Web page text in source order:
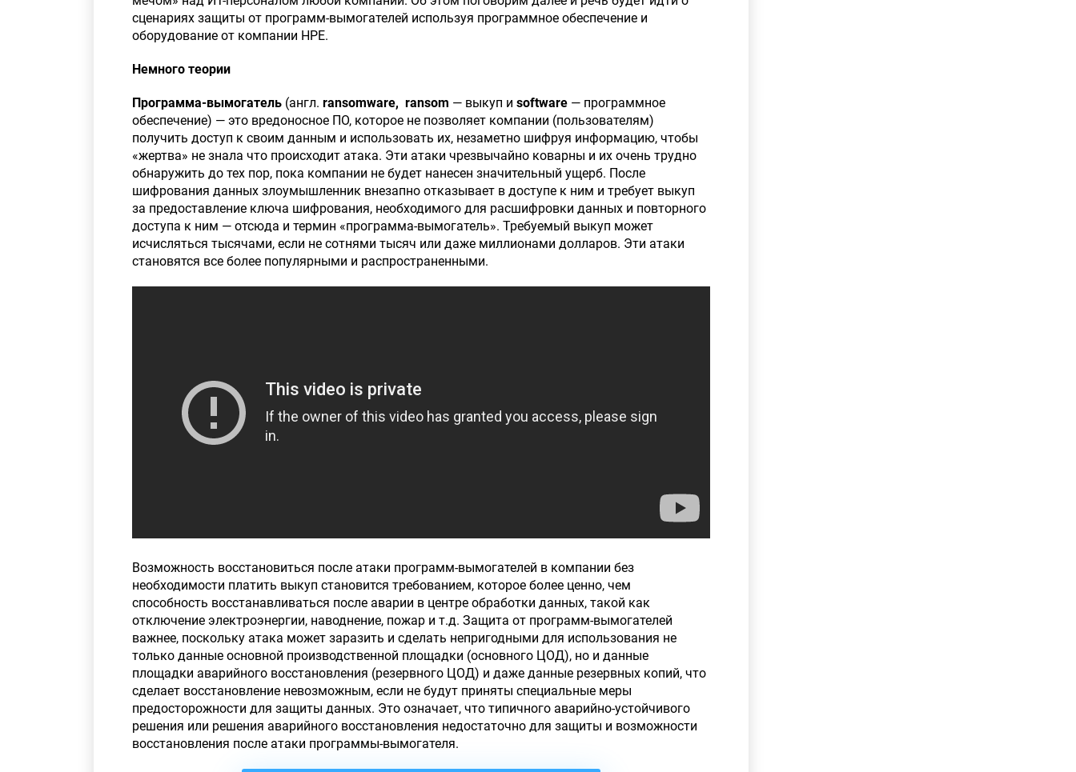
сценариях защиты от программ-вымогателей используя программное обеспечение и
оборудование от компании НРЕ.
Немного теории
Программа-вымогатель (англ. ransomware, ransom — выкуп и software — программное
обеспечение) — это вредоносное ПО, которое не позволяет компании (пользователям)
получить доступ к своим данным и использовать их, незаметно шифруя информацию, чтобы
«жертва» не знала что происходит атака. Эти атаки чрезвычайно коварны и их очень трудно
обнаружить до тех пор, пока компании не будет нанесен значительный ущерб. После
шифрования данных злоумышленник внезапно отказывает в доступе к ним и требует выкуп
за предоставление ключа шифрования, необходимого для расшифровки данных и повторного
доступа к ним — отсюда и термин «программа-вымогатель». Требуемый выкуп может
исчисляться тысячами, если не сотнями тысяч или даже миллионами долларов. Эти атаки
становятся все более популярными и распространенными.
Возможность восстановиться после атаки программ-вымогателей в компании без
необходимости платить выкуп становится требованием, которое более ценно, чем
способность восстанавливаться после аварии в центре обработки данных, такой как
отключение электроэнергии, наводнение, пожар и т.д. Защита от программ-вымогателей
важнее, поскольку атака может заразить и сделать непригодными для использования не
только данные основной производственной площадки (основного ЦОД), но и данные
площадки аварийного восстановления (резервного ЦОД) и даже данные резервных копий, что
сделает восстановление невозможным, если не будут приняты специальные меры
предосторожности для защиты данных. Это означает, что типичного аварийно-устойчивого
решения или решения аварийного восстановления недостаточно для защиты и возможности
восстановления после атаки программы-вымогателя.